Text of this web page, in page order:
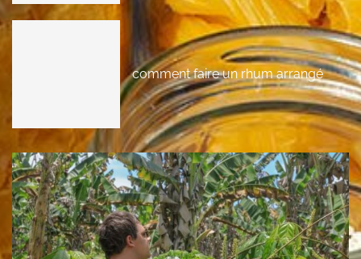
comment faire un rhum arrangé